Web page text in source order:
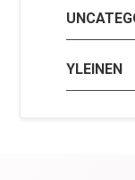
YLEINEN